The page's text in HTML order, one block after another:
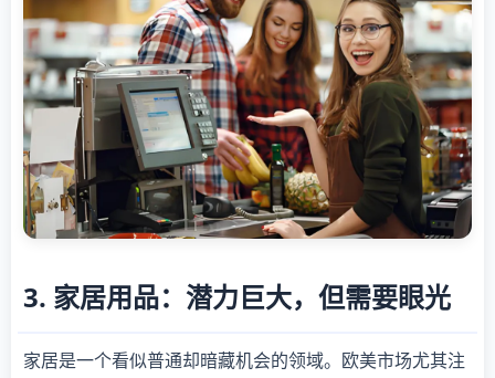
3. 家居用品：潜力巨大，但需要眼光
家居是一个看似普通却暗藏机会的领域。欧美市场尤其注